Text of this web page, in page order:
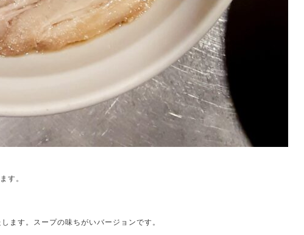
す。
ます。スープの味ちがいバージョンです。